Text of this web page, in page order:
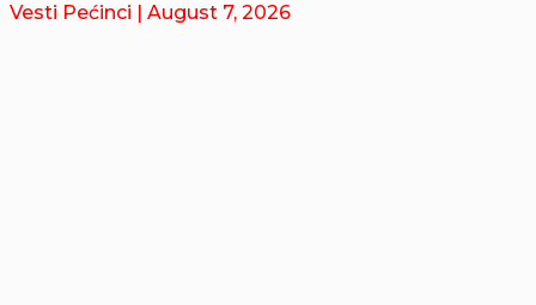
Vesti Pećinci | August 7, 2026